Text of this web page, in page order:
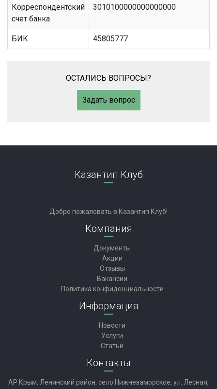
Корреспондентский
счет банка
3010100000000000000
БИК 45805777
ОСТАЛИСЬ ВОПРОСЫ?
Задать вопрос
Казантип Клуб
Добро пожаловать в Казантип Клуб!
Компания
Документы
Акции
Отзывы
Вакансии
Политика конфиденциальности
Информация
Новости
Услуги
Статьи
Контакты
АР Крым, Ленинский район, село Нижнезаморское, ул. Лесная,